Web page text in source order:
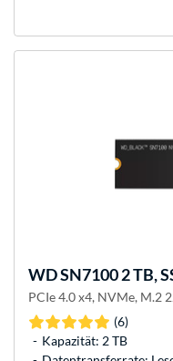
WDSN7100 2 TB,
PCIe 4.0 x4, NVMe, M.2
(6)
Kapazität: 2 TB